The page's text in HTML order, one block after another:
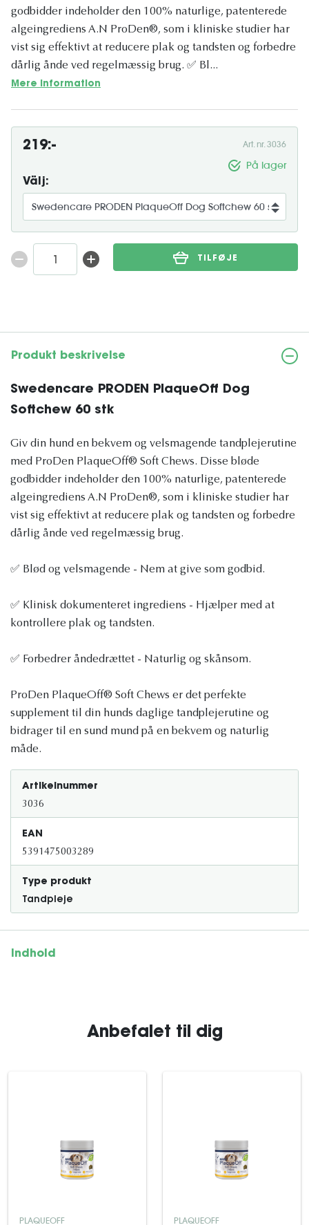
godbidder indeholder den 100% naturlige, patenterede
algeingrediens A.N ProDen®, som i kliniske studier har
vist sig effektivt at reducere plak og tandsten og forbedre
dårlig ånde ved regelmæssig brug. ✅ Bl...
Mere information
219:- Art. nr. 3036
På lager
Välj:
TILFØJE
Produkt beskrivelse
Swedencare PRODEN PlaqueOff Dog
Softchew 60 stk
Giv din hund en bekvem og velsmagende tandplejerutine
med ProDen PlaqueOff® Soft Chews. Disse bløde
godbidder indeholder den 100% naturlige, patenterede
algeingrediens A.N ProDen®, som i kliniske studier har
vist sig effektivt at reducere plak og tandsten og forbedre
dårlig ånde ved regelmæssig brug.
✅ Blød og velsmagende - Nem at give som godbid.
✅ Klinisk dokumenteret ingrediens - Hjælper med at
kontrollere plak og tandsten.
✅ Forbedrer åndedrættet - Naturlig og skånsom.
ProDen PlaqueOff® Soft Chews er det perfekte
supplement til din hunds daglige tandplejerutine og
bidrager til en sund mund på en bekvem og naturlig
måde.
Artikelnummer
3036
EAN
5391475003289
Type produkt
Tandpleje
Indhold
Anbefalet til dig
PLAQUEOFF PLAQUEOFF